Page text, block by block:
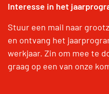
Interesse in het
Stuur een mail naar
en ontvang het
werkjaar. Zin om mee te
graag op een van onze